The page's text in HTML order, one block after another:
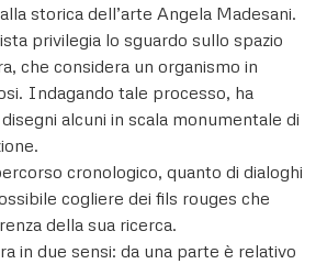
storica dell’arte Angela Madesani.
privilegia lo sguardo sullo spazio
che considera un organismo in
Indagando tale processo, ha
alcuni in scala monumentale di
cronologico, quanto di dialoghi
cogliere dei fils rouges che
della sua ricerca.
in due sensi: da una parte è relativo